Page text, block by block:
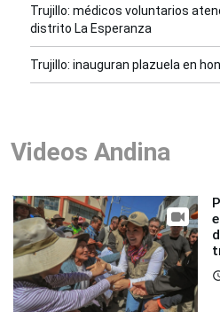
Trujillo: médicos voluntarios
distrito La Esperanza
Trujillo: inauguran plazuela en
Videos Andina